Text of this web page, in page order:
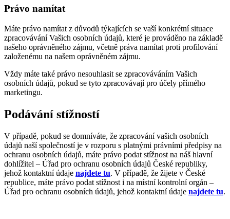
Právo namítat
Máte právo namítat z důvodů týkajících se vaší konkrétní situace
zpracovávání Vašich osobních údajů, které je prováděno na základě
našeho oprávněného zájmu, včetně práva namítat proti profilování
založenému na našem oprávněném zájmu.
Vždy máte také právo nesouhlasit se zpracováváním Vašich
osobních údajů, pokud se tyto zpracovávají pro účely přímého
marketingu.
Podávání stížností
V případě, pokud se domníváte, že zpracování vašich osobních
údajů naší společností je v rozporu s platnými právními předpisy na
ochranu osobních údajů, máte právo podat stížnost na náš hlavní
dohlížitel – Úřad pro ochranu osobních údajů České republiky,
jehož kontaktní údaje najdete tu. V případě, že žijete v České
republice, máte právo podat stížnost i na místní kontrolní orgán –
Úřad pro ochranu osobních údajů, jehož kontaktní údaje najdete tu.